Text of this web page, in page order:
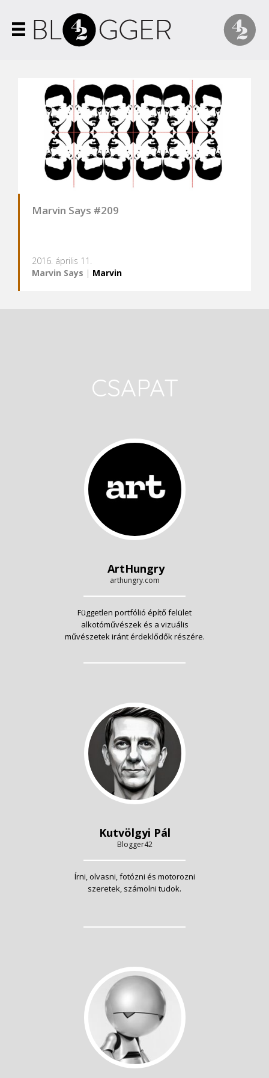
Marvin Says #209
2016. április 11.
Marvin Says | Marvin
CSAPAT
ArtHungry
arthungry.com
Független portfólió építő felület
alkotóművészek és a vizuális
művészetek iránt érdeklődők részére.
Kutvölgyi Pál
Blogger42
Írni, olvasni, fotózni és motorozni
szeretek, számolni tudok.